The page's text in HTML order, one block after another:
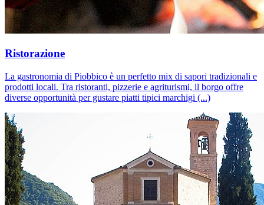
Ristorazione
La gastronomia di Piobbico è un perfetto mix di sapori tradizionali e
prodotti locali. Tra ristoranti, pizzerie e agriturismi, il borgo offre
diverse opportunità per gustare piatti tipici marchigi (...)